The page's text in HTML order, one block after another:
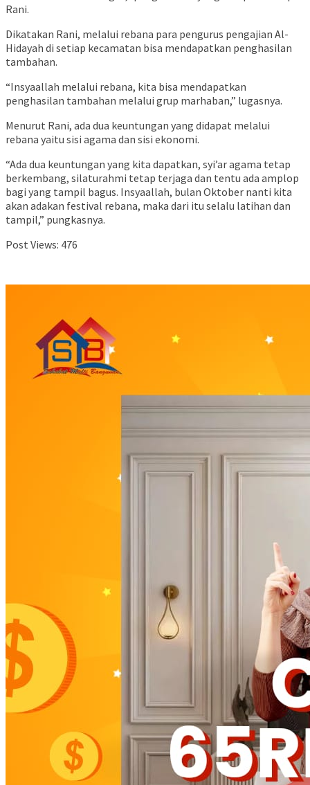
Rani.
Dikatakan Rani, melalui rebana para pengurus pengajian Al-
Hidayah di setiap kecamatan bisa mendapatkan penghasilan
tambahan.
“Insyaallah melalui rebana, kita bisa mendapatkan
penghasilan tambahan melalui grup marhaban,” lugasnya.
Menurut Rani, ada dua keuntungan yang didapat melalui
rebana yaitu sisi agama dan sisi ekonomi.
“Ada dua keuntungan yang kita dapatkan, syi’ar agama tetap
berkembang, silaturahmi tetap terjaga dan tentu ada amplop
bagi yang tampil bagus. Insyaallah, bulan Oktober nanti kita
akan adakan festival rebana, maka dari itu selalu latihan dan
tampil,” pungkasnya.
Post Views: 476